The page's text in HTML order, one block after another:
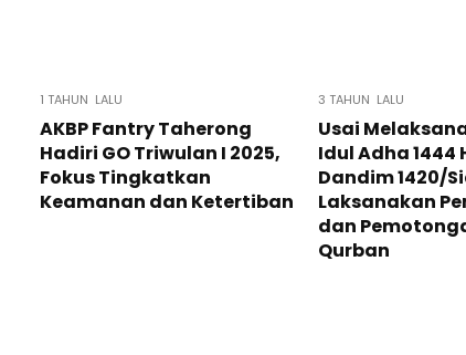
1 TAHUN LALU
AKBP Fantry Taherong
Hadiri GO Triwulan I 2025,
Fokus Tingkatkan
Keamanan dan Ketertiban
3 TAHUN LALU
Usai
Idul Adha 1444
Dandim 1420/
Laksanakan
dan
Qurban